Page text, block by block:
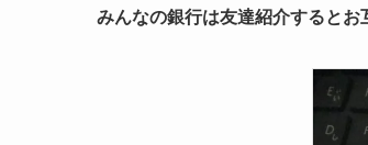
みんなの銀行は友達紹介するとお